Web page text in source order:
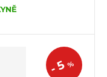
-5%